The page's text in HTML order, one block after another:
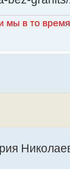
мы в то